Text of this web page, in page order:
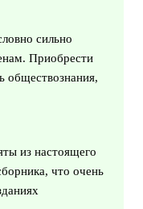
сильно
Приобрести
обществознания,
из настоящего
что очень